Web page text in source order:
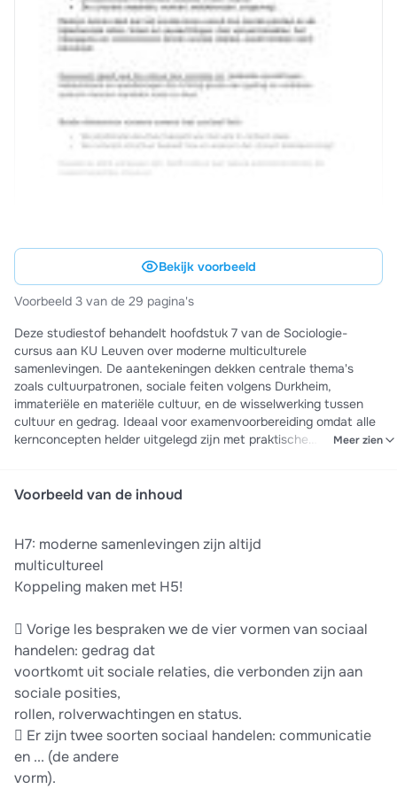
Bekijk voorbeeld
Voorbeeld 3 van de 29 pagina's
Deze studiestof behandelt hoofdstuk 7 van de Sociologie-
cursus aan KU Leuven over moderne multiculturele
samenlevingen. De aantekeningen dekken centrale thema's
zoals cultuurpatronen, sociale feiten volgens Durkheim,
immateriële en materiële cultuur, en de wisselwerking tussen
cultuur en gedrag. Ideaal voor examenvoorbereiding omdat alle
kernconcepten helder uitgelegd zijn met praktische
Meer zien
Voorbeeld van de inhoud
H7: moderne samenlevingen zijn altijd
multicultureel
Koppeling maken met H5!
 Vorige les bespraken we de vier vormen van sociaal
handelen: gedrag dat
voortkomt uit sociale relaties, die verbonden zijn aan
sociale posities,
rollen, rolverwachtingen en status.
 Er zijn twee soorten sociaal handelen: communicatie
en ... (de andere
vorm).